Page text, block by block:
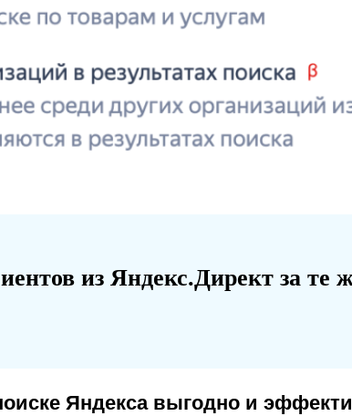
из Яндекс.Директ за те
Яндекса выгодно и